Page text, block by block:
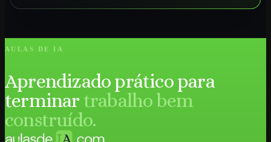
AULAS DE IA
Aprendizado prático para
terminar trabalho bem
construído.